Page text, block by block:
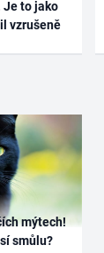
Je to jako
vzrušeně
mýtech!
smůlu?